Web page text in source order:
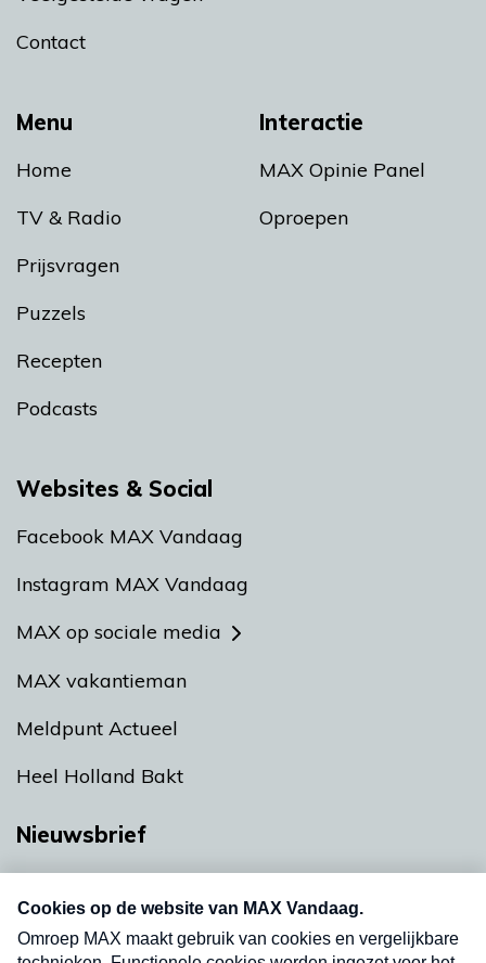
Menu
Home
TV & Radio
Prijsvragen
Puzzels
Recepten
Podcasts
Interactie
MAX Opinie Panel
Oproepen
Contact
Websites & Social
Facebook MAX Vandaag
Instagram MAX Vandaag
MAX op sociale media
MAX vakantieman
Meldpunt Actueel
Heel Holland Bakt
Nieuwsbrief
nieuwsbrief. Elke vrijdag- en dinsdagochtend in
uw mailbox.